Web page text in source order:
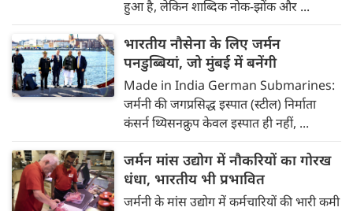
हुआ है, लेकिन शाब्दिक नोक-झोंक और ...
भारतीय नौसेना के लिए जर्मन
पनडुब्बियां, जो मुंबई में बनेंगी
Made in India German Submarines:
जर्मनी की जगप्रसिद्ध इस्पात (स्टील) निर्माता
कंसर्न थ्यिसनक्रुप केवल इस्पात ही नहीं, ...
जर्मन मांस उद्योग में नौकरियों का गोरख
धंधा, भारतीय भी प्रभावित
जर्मनी के मांस उद्योग में कर्मचारियों की भारी कमी